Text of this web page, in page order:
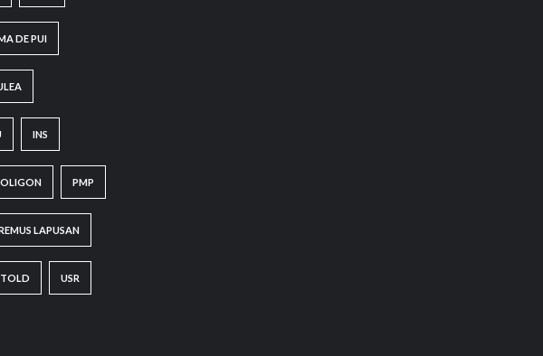
DE PUI
INS
PMP
LAPUSAN
USR